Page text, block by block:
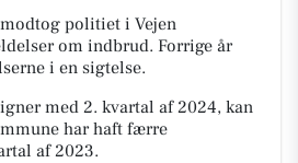
politiet i Vejen
om indbrud. Forrige år
i en sigtelse.
med 2. kvartal af 2024, kan
har haft færre
af 2023.